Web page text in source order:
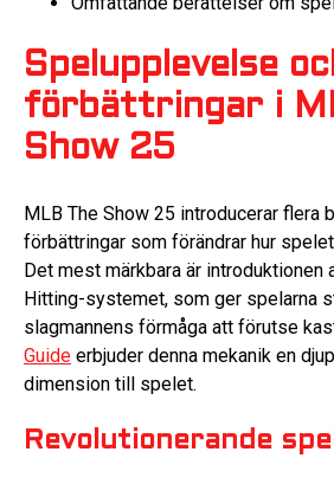
Spelupplevelse
förbättringar i
Show 25
MLB The Show 25 introducerar flera
förbättringar som förändrar hur
Det mest märkbara är introduktionen
Hitting-systemet, som ger spelarna
slagmannens förmåga att förutse
Guide erbjuder denna mekanik en
dimension till spelet.
Revolutionerande